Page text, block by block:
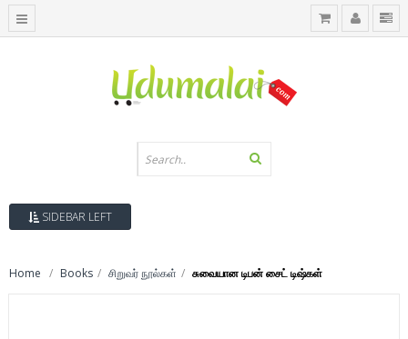
SIDEBAR LEFT
Home Books சிறுவர் நூல்கள் சுவையான டிபன் சைட் டிஷ்கள்